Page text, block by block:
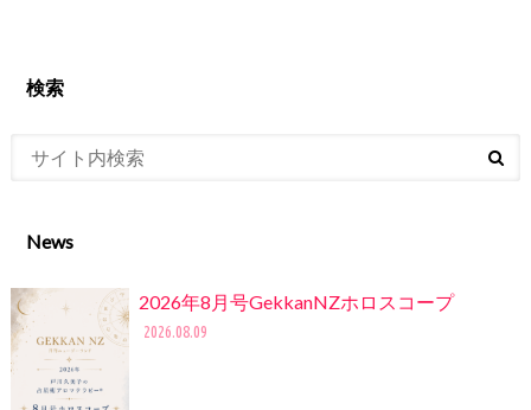
検索
News
2026年8月号GekkanNZホロスコープ
2026.08.09